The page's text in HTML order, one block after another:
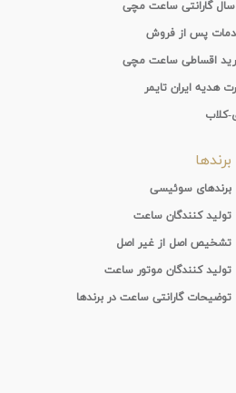
پس از فروش
اقساطی ساعت مچی
هدیه ایران تایمر
کلاب
برندها
برندهای سوئیسی
تولید کنندگان ساعت
تشخیص اصل از غیر اصل
تولید کنندگان موتور ساعت
توضیحات گارانتی ساعت در برندها